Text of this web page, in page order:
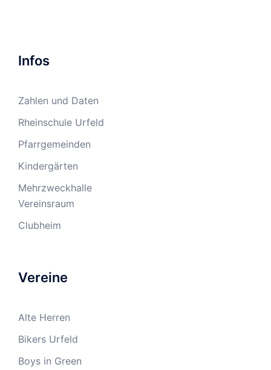
Infos
Zahlen und Daten
Rheinschule Urfeld
Pfarrgemeinden
Kindergärten
Mehrzweckhalle
Vereinsraum
Clubheim
Vereine
Alte Herren
Bikers Urfeld
Boys in Green